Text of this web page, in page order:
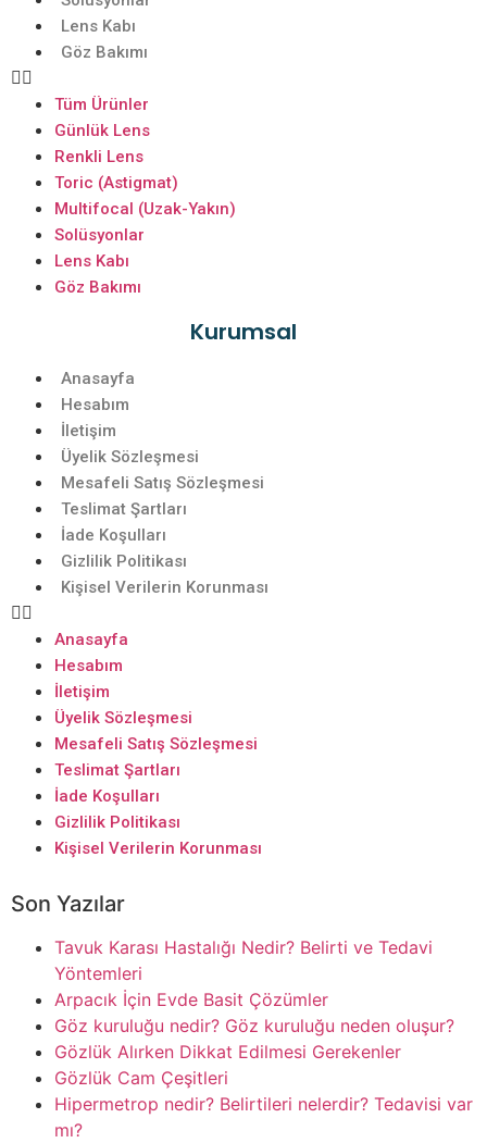
Lens Kabı
Göz Bakımı
Tüm Ürünler
Günlük Lens
Renkli Lens
Toric (Astigmat)
Multifocal (Uzak-Yakın)
Solüsyonlar
Lens Kabı
Göz Bakımı
Kurumsal
Anasayfa
Hesabım
İletişim
Üyelik Sözleşmesi
Mesafeli Satış Sözleşmesi
Teslimat Şartları
İade Koşulları
Gizlilik Politikası
Kişisel Verilerin Korunması
Anasayfa
Hesabım
İletişim
Üyelik Sözleşmesi
Mesafeli Satış Sözleşmesi
Teslimat Şartları
İade Koşulları
Gizlilik Politikası
Kişisel Verilerin Korunması
Son Yazılar
Tavuk Karası Hastalığı Nedir? Belirti ve Tedavi
Yöntemleri
Arpacık İçin Evde Basit Çözümler
Göz kuruluğu nedir? Göz kuruluğu neden oluşur?
Gözlük Alırken Dikkat Edilmesi Gerekenler
Gözlük Cam Çeşitleri
Hipermetrop nedir? Belirtileri nelerdir? Tedavisi var
mı?